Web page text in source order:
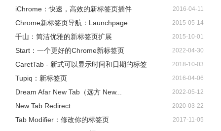
iChrome：快速，高效的新标签页插件 2016-04-11
Chrome新标签页导航：Launchpage 2015-05-14
千山：简洁优雅的新标签页扩展 2015-10-01
Start：一个更好的Chrome新标签页 2022-04-30
CaretTab - 新式可以显示时间和日期的标签 2018-10-03
Tupiq：新标签页 2016-04-06
Dream Afar New Tab（远方 New... 2022-05-12
New Tab Redirect 2020-03-22
Tab Modifier：修改你的标签页 2017-11-05